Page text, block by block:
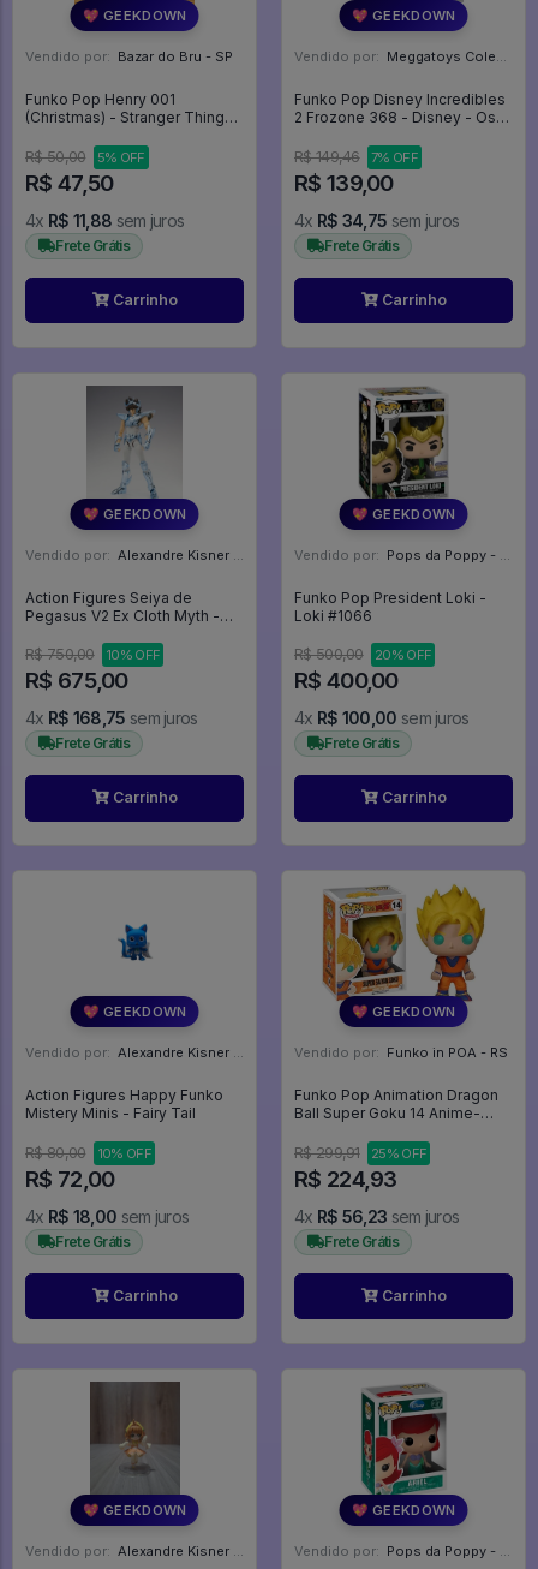
💖 GEEKDOWN
Vendido por: Bazar do Bru - SP
Funko Pop Henry 001
(Christmas) - Stranger Things
Stranger Things #00
R$ 50,00 5% OFF
R$ 47,50
4x R$ 11,88 sem juros
Frete Grátis
Carrinho
💖 GEEKDOWN
Vendido por: Meggatoys Colecionáveis - SP
Funko Pop Disney Incredibles
2 Frozone 368 - Disney - Os
R$ 149,46
7% OFF
R$ 139,00
4x R$ 34,75 sem juros
Frete Grátis
Carrinho
💖 GEEKDOWN
Vendido por: Alexandre Kisner - PR
Action Figures Seiya de
Pegasus V2 Ex Cloth Myth -
Zodiac
R$ 750,00 10% OFF
R$ 675,00
4x R$ 168,75 sem juros
Frete Grátis
Carrinho
💖 GEEKDOWN
Vendido por: Pops da Poppy - SP
Funko Pop President Loki -
Loki #1066
R$ 500,00 20% OFF
R$ 400,00
4x R$ 100,00 sem juros
Frete Grátis
Carrinho
💖 GEEKDOWN
Vendido por: Alexandre Kisner - PR
Action Figures Happy Funko
Mistery Minis - Fairy Tail
R$ 80,00 10% OFF
R$ 72,00
4x R$ 18,00 sem juros
Frete Grátis
Carrinho
💖 GEEKDOWN
Vendido por: Funko in POA - RS
Funko Pop Animation Dragon
Ball Super Goku 14 Anime-
R$ 299,91
25% OFF
R$ 224,93
4x R$ 56,23 sem juros
Frete Grátis
Carrinho
💖 GEEKDOWN
Vendido por: Alexandre Kisner - PR
💖 GEEKDOWN
Vendido por: Pops da Poppy - SP